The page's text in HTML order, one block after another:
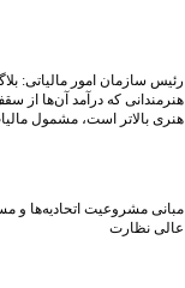
رئیس سازمان امور مالیاتی:
هنرمندانی که درآمد آن‌ها از
هنری بالاتر است، مشمول
مبانی مشروعیت اتحادیه‌ها و
عالی نظارت